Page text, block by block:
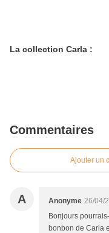
La collection Carla :
Commentaires
Ajouter un
A Anonyme 26/04/
Bonjours
bonbon de Carla